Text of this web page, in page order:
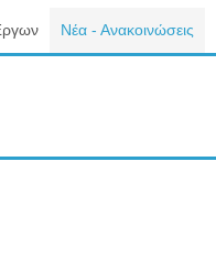
Νέα - Ανακοινώσεις